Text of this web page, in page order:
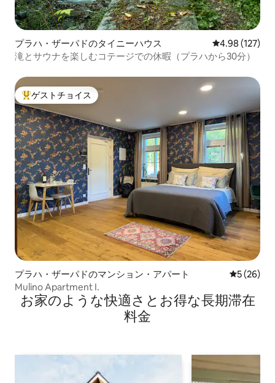
プラハ・ザーパドのタイニーハウス レビュー127
4.98 (127)
滝とサウナを楽しむコテージでの休暇（プラハから30分）
大好評のゲストチョイスです。
ゲストチョイス
プラハ・ザーパドのマンション・アパート レビュー
5 (26)
Mulino Apartment I.
お家のような快⁠適⁠さ⁠とお⁠得⁠な長⁠期⁠滞⁠在
料⁠金